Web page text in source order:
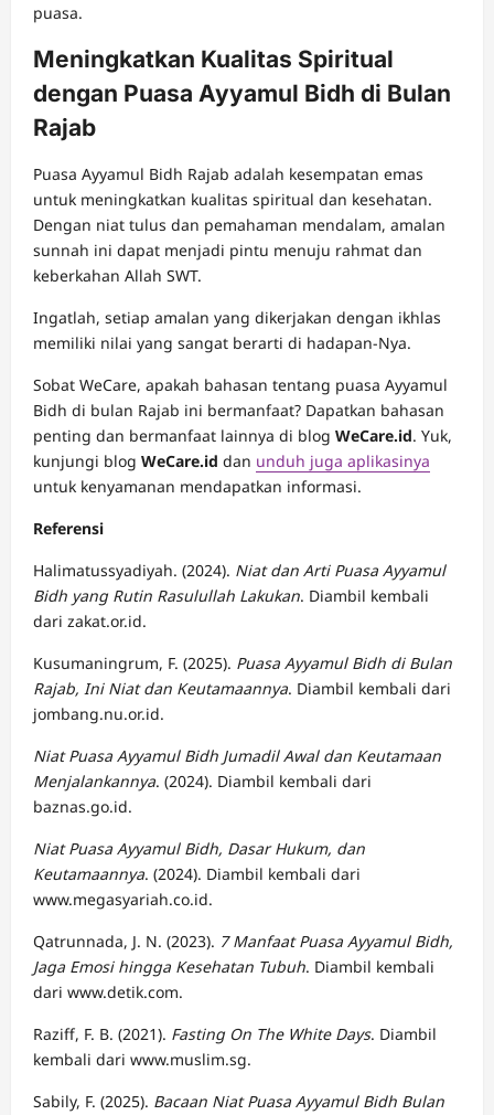
puasa.
Meningkatkan Kualitas Spiritual
dengan Puasa Ayyamul Bidh di Bulan
Rajab
Puasa Ayyamul Bidh Rajab adalah kesempatan emas
untuk meningkatkan kualitas spiritual dan kesehatan.
Dengan niat tulus dan pemahaman mendalam, amalan
sunnah ini dapat menjadi pintu menuju rahmat dan
keberkahan Allah SWT.
Ingatlah, setiap amalan yang dikerjakan dengan ikhlas
memiliki nilai yang sangat berarti di hadapan-Nya.
Sobat WeCare, apakah bahasan tentang puasa Ayyamul
Bidh di bulan Rajab ini bermanfaat? Dapatkan bahasan
penting dan bermanfaat lainnya di blog WeCare.id. Yuk,
kunjungi blog WeCare.id dan unduh juga aplikasinya
untuk kenyamanan mendapatkan informasi.
Referensi
Halimatussyadiyah. (2024). Niat dan Arti Puasa Ayyamul
Bidh yang Rutin Rasulullah Lakukan. Diambil kembali
dari zakat.or.id.
Kusumaningrum, F. (2025). Puasa Ayyamul Bidh di Bulan
Rajab, Ini Niat dan Keutamaannya. Diambil kembali dari
jombang.nu.or.id.
Niat Puasa Ayyamul Bidh Jumadil Awal dan Keutamaan
Menjalankannya. (2024). Diambil kembali dari
baznas.go.id.
Niat Puasa Ayyamul Bidh, Dasar Hukum, dan
Keutamaannya. (2024). Diambil kembali dari
www.megasyariah.co.id.
Qatrunnada, J. N. (2023). 7 Manfaat Puasa Ayyamul Bidh,
Jaga Emosi hingga Kesehatan Tubuh. Diambil kembali
dari www.detik.com.
Raziff, F. B. (2021). Fasting On The White Days. Diambil
kembali dari www.muslim.sg.
Sabily, F. (2025). Bacaan Niat Puasa Ayyamul Bidh Bulan